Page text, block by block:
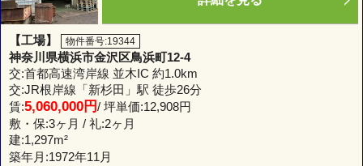
【工場】 物件番号:19344
神奈川県横浜市金沢区鳥浜町12-4
交:首都高速湾岸線 並木IC 約1.0km
交:JR根岸線「新杉田」駅 徒歩26分
賃:5,060,000円/ 坪単価:12,908円
敷・保:3ヶ月 / 礼:2ヶ月
建:1,297m²
築年月:1972年11月